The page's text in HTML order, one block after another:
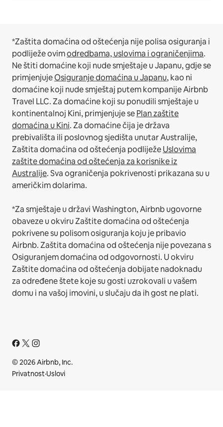
*Zaštita domaćina od oštećenja nije polisa osiguranja i
podliježe ovimodredbama, uslovima i ograničenjima.
Ne štiti domaćine koji nude smještaje u Japanu, gdje se
primjenjujeOsiguranje domaćina u Japanu, kao ni
domaćine koji nude smještaj putem kompanije Airbnb
Travel LLC.Za domaćine koji su ponudili smještaje u
kontinentalnoj Kini, primjenjuje sePlan zaštite
domaćina u Kini.Za domaćine čija je država
prebivališta ili poslovnog sjedišta unutar Australije,
Zaštita domaćina od oštećenja podliježeUslovima
zaštite domaćina od oštećenja za korisnike iz
Australije. Sva ograničenja pokrivenosti prikazana su u
američkim dolarima.
*Za smještaje u državi Washington, Airbnb ugovorne
obaveze u okviru Zaštite domaćina od oštećenja
pokrivene su polisom osiguranja koju je pribavio
Airbnb. Zaštita domaćina od oštećenja nije povezana s
Osiguranjem domaćina od odgovornosti. U okviru
Zaštite domaćina od oštećenja dobijate nadoknadu
za određene štete koje su gosti uzrokovali u vašem
domu i na vašoj imovini, u slučaju da ih gost ne plati.
© 2026 Airbnb, Inc.
Privatnost·Uslovi